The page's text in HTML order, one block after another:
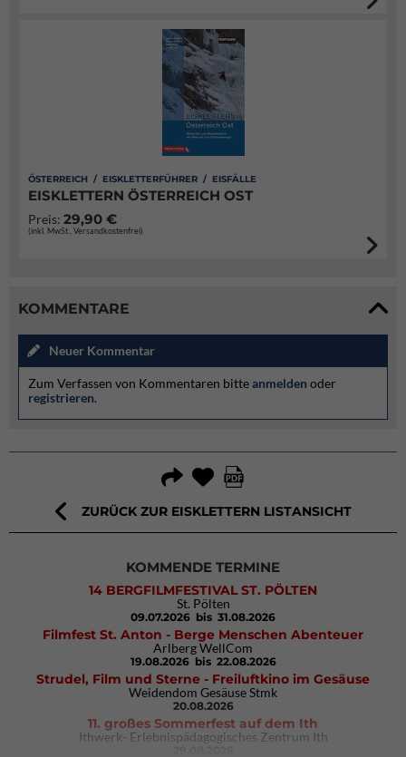
ÖSTERREICH / EISKLETTERFÜHRER / EISFÄLLE
EISKLETTERN ÖSTERREICH OST
Preis: 29,90 €
(inkl. MwSt., Versandkostenfrei)
KOMMENTARE
Neuer Kommentar
Zum Verfassen von Kommentaren bitteanmelden oder
registrieren.
ZURÜCK ZUR EISKLETTERN LISTANSICHT
KOMMENDE TERMINE
14 BERGFILMFESTIVAL ST. PÖLTEN
St. Pölten
09.07.2026 bis 31.08.2026
Filmfest St. Anton - Berge Menschen Abenteuer
Arlberg WellCom
19.08.2026 bis 22.08.2026
Strudel, Film und Sterne - Freiluftkino im Gesäuse
Weidendom Gesäuse Stmk
20.08.2026
11. großes Sommerfest auf dem Ith
Ithwerk- Erlebnispädagogisches Zentrum Ith